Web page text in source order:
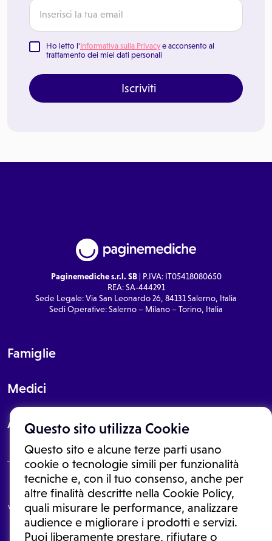
Questo sito utilizza Cookie
Questo sito e alcune terze parti usano
cookie o tecnologie simili per funzionalità
tecniche e, con il tuo consenso, anche per
altre finalità descritte nella Cookie Policy,
quali misurare le performance, analizzare
audience e migliorare i prodotti e servizi.
Puoi liberamente prestare, rifiutare o
Ho letto l'Informativa sulla Privacy e acconsento al
trattamento dei miei dati personali
Iscriviti
Paginemediche s.r.l. SB| P.IVA: IT05418080650
REA: SA-444291
Sede Legale: Via San Leonardo 26, 84131 Salerno, Italia
Sedi Operative: Salerno – Milano – Torino, Italia
Famiglie
Medici
About
Le informazioni proposte in questo sito non sono un consulto medico.
In nessun caso, queste informazioni sostituiscono un consulto, una
visita o una diagnosi formulata dal medico. Non si devono considerare
le informazioni disponibili come suggerimenti per la formulazione di
una diagnosi, la determinazione di un trattamento o l'assunzione o
sospensione di un farmaco senza prima consultare un medico di